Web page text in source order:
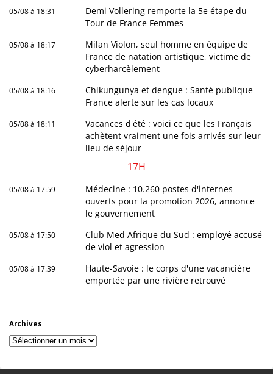
05/08 à 18:31
Demi Vollering remporte la 5e étape du
Tour de France Femmes
05/08 à 18:17
Milan Violon, seul homme en équipe de
France de natation artistique, victime de
cyberharcèlement
05/08 à 18:16
Chikungunya et dengue : Santé publique
France alerte sur les cas locaux
05/08 à 18:11
Vacances d'été : voici ce que les Français
achètent vraiment une fois arrivés sur leur
lieu de séjour
17H
05/08 à 17:59
Médecine : 10.260 postes d'internes
ouverts pour la promotion 2026, annonce
le gouvernement
05/08 à 17:50
Club Med Afrique du Sud : employé accusé
de viol et agression
05/08 à 17:39
Haute-Savoie : le corps d'une vacancière
emportée par une rivière retrouvé
Archives
Archives